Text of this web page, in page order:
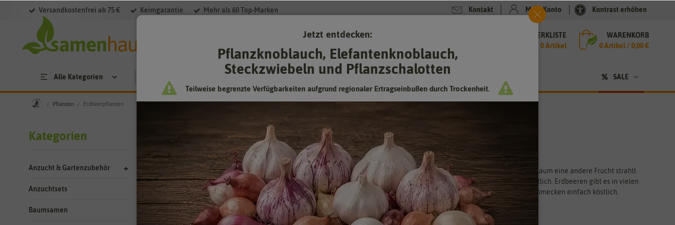
Versandkostenfrei ab 75 € Keimgarantie Mehr als 60 Top-Marken Kontakt Mein Konto Kontrast erhöhen
MERKLISTE
0 Artikel
WARENKORB
0Artikel /0,00 €
Alle Kategorien SALE
Pflanzen Erdbeerpflanzen
Kategorien
Anzucht & Gartenzubehör
Anzuchtsets
Baumsamen
- Erdbeerpflanzen
Erdbeerpflanzen für verführerische Früchte
Gibt es einen Garten ohne Erdbeeren? Sicher nicht. Die verführerisch süßen, roten Früchten werden von allen geliebt. Kaum eine andere Frucht strahlt
so viel Sinnlichkeit aus. Vor allem die vollendete Süße in Verbindung mit der leuchtend roten Farbe ist dafür verantwortlich. Erdbeeren gibt es in vielen
Sorten. Erdbeerpflanzen lassen sich leicht im Garten und auf dem Balkon anbauen. Die Früchte aus eigenem Anbau schmecken einfach köstlich.
Filter
Jetzt entdecken:
Pflanzknoblauch, Elefantenknoblauch,
Steckzwiebeln und Pflanzschalotten
Teilweise begrenzte Verfügbarkeiten aufgrund regionaler Ertragseinbußen durch Trockenheit.